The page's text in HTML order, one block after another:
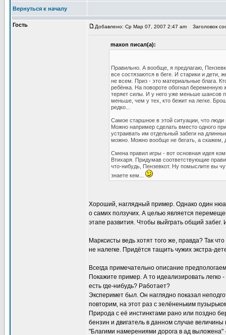
Вернуться к началу
Гость Добавлено: Ср Мар 07, 2007 2:47 am Заголовок
maxon писал(а):
Правильно. А вообще, я предлагаю,
все состязаются в беге. И старики и дети,
не всем. Приз - это материальные блага.
ребёнка. На повороте обогнал беременную
теряет силы. И у него уже меньше шансов
меньше, чем у тех, кто бежит на легке.
редко...
Самое старшное в этой ситуации, что
Можно например сделать вместо одного
устраивать им отдельный забеги на
можно. Можно вообще не бегать, а скажем,
Смена правил игры - вот основная идея
Втихаря. Придумав соответствующие
что-нибудь, Пензевкот. Ну помыслите вы
знаете кем...
Хороший, наглядный пример. Однако один
о самих ползучих. А целью является
этапе развития. Чтобы выйграть общий
Марксисты ведь хотят того же, правда? Так
не налегке. Придётся тащить чужих экстра-
Всегда примечательно описание
Покажите пример. А то идеализировать легко
есть где-нибудь? Работает?
Эксперимет был. Он наглядно показал
повторим, на этот раз с зелёненьким
Природа с её инстинктами рано или поздно
бензин и двигатель в данном случае
"Благими намерениями дорога в ад